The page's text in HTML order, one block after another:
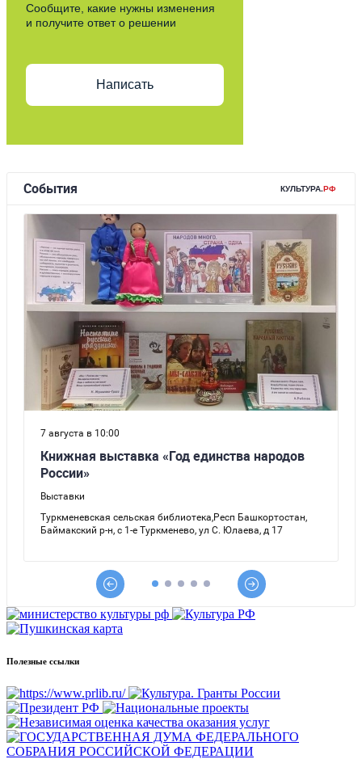
Сообщите, какие нужны изменения
и получите ответ о решении
Написать
Полезные ссылки